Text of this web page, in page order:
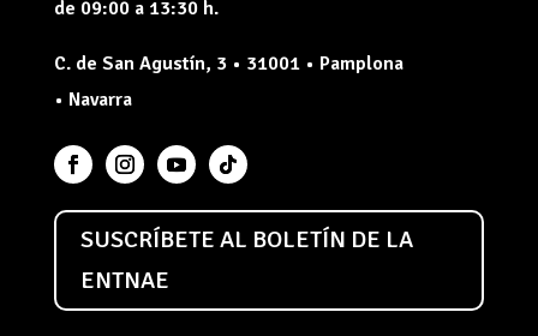
de 09:00 a 13:30 h.
C. de San Agustín, 3 • 31001 • Pamplona
• Navarra
SUSCRÍBETE AL BOLETÍN DE LA
ENTNAE